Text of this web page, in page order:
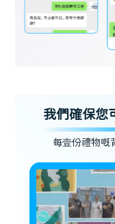
我們確保您
每壹份禮物嘅